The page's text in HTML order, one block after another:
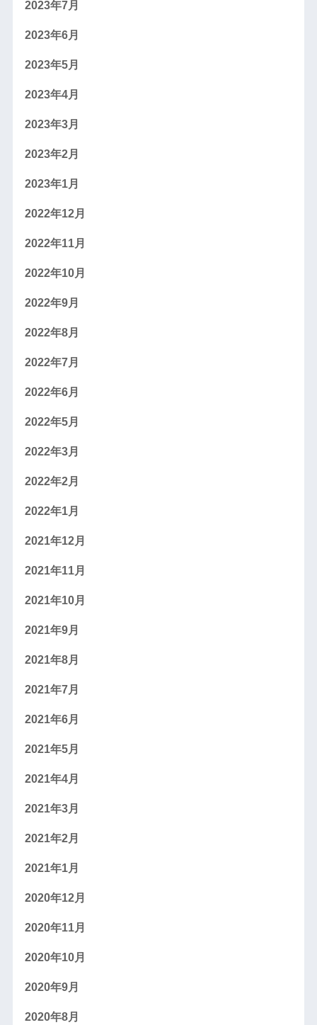
2023年7月
2023年6月
2023年5月
2023年4月
2023年3月
2023年2月
2023年1月
2022年12月
2022年11月
2022年10月
2022年9月
2022年8月
2022年7月
2022年6月
2022年5月
2022年3月
2022年2月
2022年1月
2021年12月
2021年11月
2021年10月
2021年9月
2021年8月
2021年7月
2021年6月
2021年5月
2021年4月
2021年3月
2021年2月
2021年1月
2020年12月
2020年11月
2020年10月
2020年9月
2020年8月